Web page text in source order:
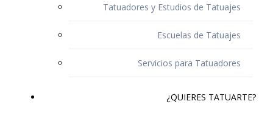
Tatuadores y Estudios de Tatuajes
Escuelas de Tatuajes
Servicios para Tatuadores
¿QUIERES TATUARTE?